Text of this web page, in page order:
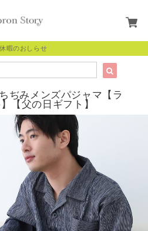
暇のおしらせ
ぢみメンズパジャマ【ラ
【父の日ギフト】